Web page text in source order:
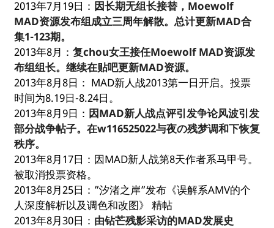
2013年7月19日： 因长期无组长接替，Moewolf
MAD资源发布组成立三周年解散。总计更新MAD合
集1-123期。
2013年8月： 复chou女王接任Moewolf MAD资源发
布组组长。继续在贴吧更新MAD资源。
2013年8月8日： MAD新人战2013第一日开启。投票
时间为8.19日-8.24日。
2013年8月9日： 因MAD新人战点评引发争论风波引发
部分战争帖子。在w116525022与夜の残梦调和下恢复
秩序。
2013年8月17日：因MAD新人战第8天作者系马甲号。
被取消投票资格。
2013年8月25日：”汐渚之岸”发布《误解系AMV的个
人深度解析以及调色和改图》 精帖
2013年8月30日： 由钻芒残影采访的MAD发展史